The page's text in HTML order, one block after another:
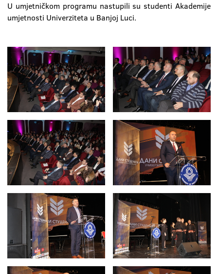
U umjetničkom programu nastupili su studenti Akademije
umjetnosti Univerziteta u Banjoj Luci.